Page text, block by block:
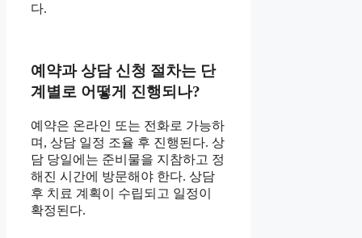
다.
예약과 상담 신청 절차는 단
계별로 어떻게 진행되나?
예약은 온라인 또는 전화로 가능하
며, 상담 일정 조율 후 진행된다. 상
담 당일에는 준비물을 지참하고 정
해진 시간에 방문해야 한다. 상담
후 치료 계획이 수립되고 일정이
확정된다.